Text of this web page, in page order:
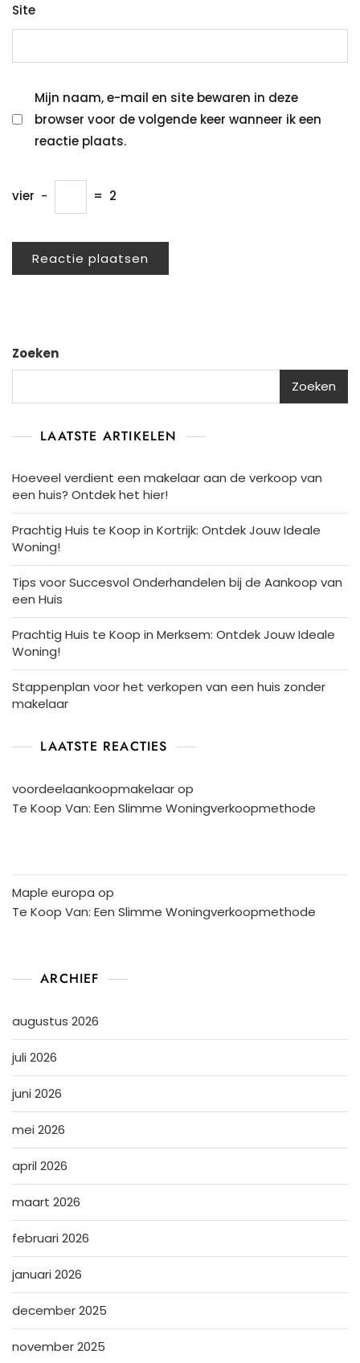
Site
Mijn naam, e-mail en site bewaren in deze
browser voor de volgende keer wanneer ik een
reactie plaats.
vier − = 2
Zoeken
Zoeken
LAATSTE ARTIKELEN
Hoeveel verdient een makelaar aan de verkoop van
een huis? Ontdek het hier!
Prachtig Huis te Koop in Kortrijk: Ontdek Jouw Ideale
Woning!
Tips voor Succesvol Onderhandelen bij de Aankoop van
een Huis
Prachtig Huis te Koop in Merksem: Ontdek Jouw Ideale
Woning!
Stappenplan voor het verkopen van een huis zonder
makelaar
LAATSTE REACTIES
voordeelaankoopmakelaarop
Te Koop Van: Een Slimme Woningverkoopmethode
Maple europa op
Te Koop Van: Een Slimme Woningverkoopmethode
ARCHIEF
augustus 2026
juli 2026
juni 2026
mei 2026
april 2026
maart 2026
februari 2026
januari 2026
december 2025
november 2025